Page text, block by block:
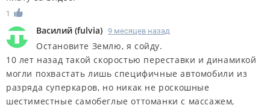
1
Василий (fulvia) 9 месяцев назад
Остановите Землю, я сойду.
10 лет назад такой скоростью переставки и динамикой
могли похвастать лишь специфичные автомобили из
разряда суперкаров, но никак не роскошные
шестиместные самобеглые оттоманки с массажем,